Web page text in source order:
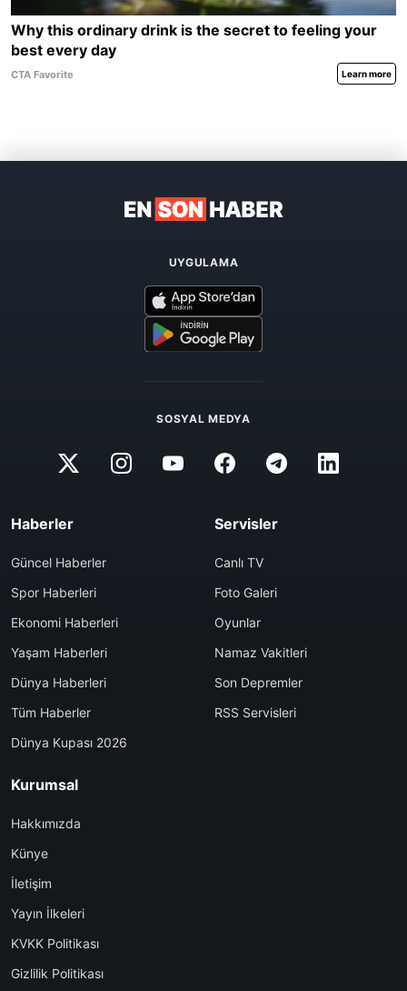
UYGULAMA
SOSYAL MEDYA
Haberler
Güncel Haberler
Spor Haberleri
Ekonomi Haberleri
Yaşam Haberleri
Dünya Haberleri
Tüm Haberler
Dünya Kupası 2026
Servisler
Canlı TV
Foto Galeri
Oyunlar
Namaz Vakitleri
Son Depremler
RSS Servisleri
Kurumsal
Hakkımızda
Künye
İletişim
Yayın İlkeleri
KVKK Politikası
Gizlilik Politikası